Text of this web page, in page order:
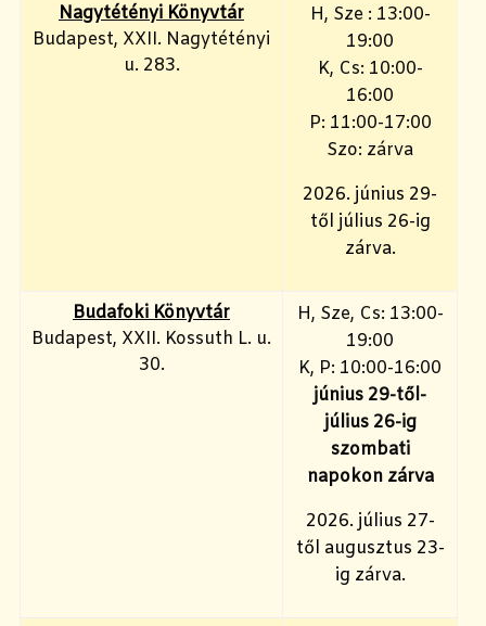
Nagytétényi Könyvtár
Budapest, XXII. Nagytétényi
u. 283.
H, Sze : 13:00-
19:00
K, Cs: 10:00-
16:00
P: 11:00-17:00
Szo: zárva
2026. június 29-
től július 26-ig
zárva.
Budafoki Könyvtár
Budapest, XXII. Kossuth L. u.
30.
H, Sze, Cs: 13:00-
19:00
K, P: 10:00-16:00
június 29-től-
július 26-ig
szombati
napokon zárva
2026. július 27-
től augusztus 23-
ig zárva.